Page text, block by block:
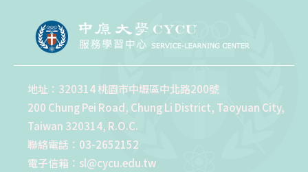
地址：320314 桃園市中壢區中北路200號
200 Chung Pei Road, Chung Li District, Taoyuan City,
Taiwan 320314, R.O.C.
聯絡電話：03-2652152
電子信箱：sl@cycu.edu.tw